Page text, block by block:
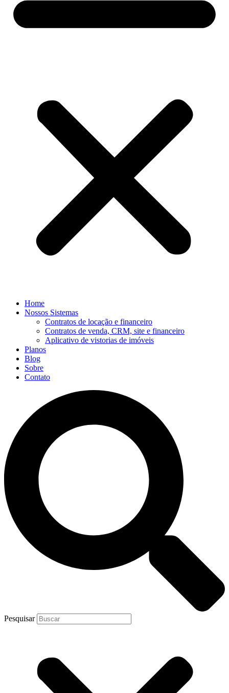
Home
Nossos Sistemas
Contratos de locação e financeiro
Contratos de venda, CRM, site e financeiro
Aplicativo de vistorias de imóveis
Planos
Blog
Sobre
Contato
Pesquisar